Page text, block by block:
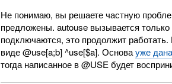
Не понимаю, вы решаете частную
предложены. autouse вызывается
подключаются, это продолжит
виде @use[a;b] ^use[$a]. Основауже дана
тогда написанное в @USE будет